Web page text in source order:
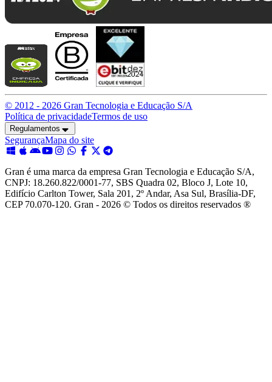
© 2012 - 2026 Gran Tecnologia e Educação S/A
Política de privacidadeTermos de uso
Regulamentos
SegurançaMapa do site
Gran é uma marca da empresa Gran Tecnologia e Educação S/A,
CNPJ: 18.260.822/0001-77, SBS Quadra 02, Bloco J, Lote 10,
Edifício Carlton Tower, Sala 201, 2º Andar, Asa Sul, Brasília-DF,
CEP 70.070-120. Gran - 2026 © Todos os direitos reservados ®